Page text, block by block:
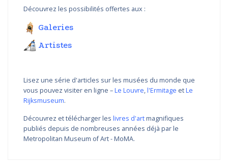
Découvrez les possibilités offertes aux :
Galeries
Artistes
Lisez une série d'articles sur les musées du monde que
vous pouvez visiter en ligne –Le Louvre,l'Ermitage etLe
Rijksmuseum.
Découvrez et télécharger les livres d'artmagnifiques
publiés depuis de nombreuses années déjà par le
Metropolitan Museum of Art - MoMA.